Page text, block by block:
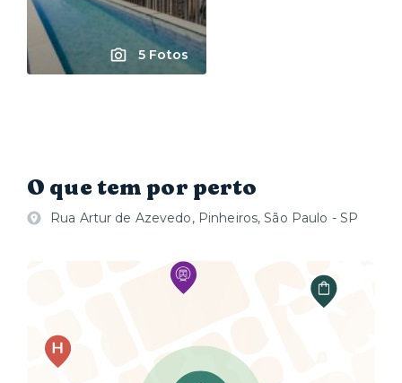
5 Fotos
O que tem por perto
Rua Artur de Azevedo, Pinheiros, São Paulo - SP